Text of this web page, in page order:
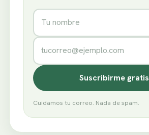
Nombre
Correo electrónico
Suscribirme gratis
Cuidamos tu correo. Nada de spam.